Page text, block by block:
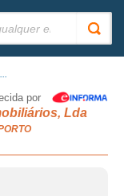
por
Lda